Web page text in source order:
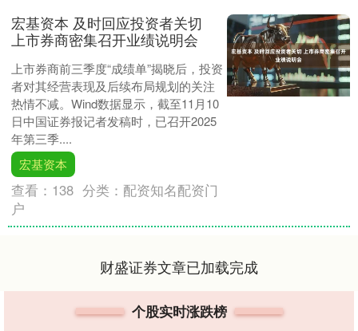
宏基资本 及时回应投资者关切
上市券商密集召开业绩说明会
上市券商前三季度“成绩单”揭晓后，投资
者对其经营表现及后续布局规划的关注
热情不减。Wind数据显示，截至11月10
日中国证券报记者发稿时，已召开2025
年第三季....
宏基资本
查看： 138 分类： 配资知名配资门
户
财盛证券文章已加载完成
个股实时涨跌榜